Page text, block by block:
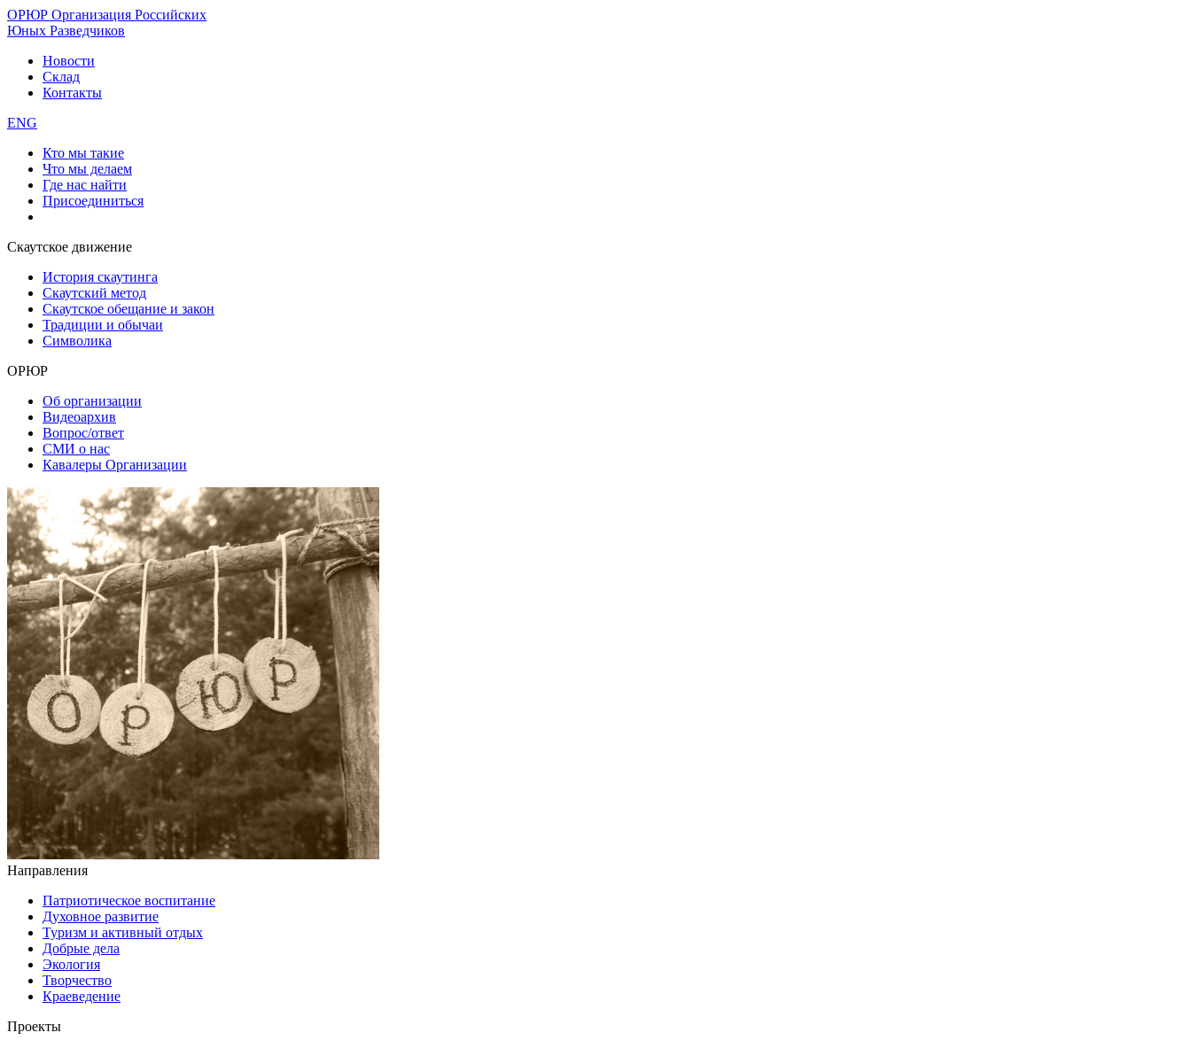
ОРЮР Организация Российских
Юных Разведчиков
Новости
Склад
Контакты
ENG
Кто мы такие
Что мы делаем
Где нас найти
Присоединиться
Скаутское движение
История скаутинга
Скаутский метод
Скаутское обещание и закон
Традиции и обычаи
Символика
ОРЮР
Об организации
Видеоархив
Вопрос/ответ
СМИ о нас
Кавалеры Организации
Направления
Патриотическое воспитание
Духовное развитие
Туризм и активный отдых
Добрые дела
Экология
Творчество
Краеведение
Проекты